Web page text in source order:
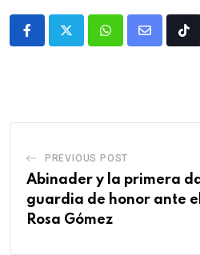
PREVIOUS POST
Abinader y la primera
guardia de honor ante
Rosa Gómez